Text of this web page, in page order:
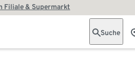
Filiale & Supermarkt
Suche